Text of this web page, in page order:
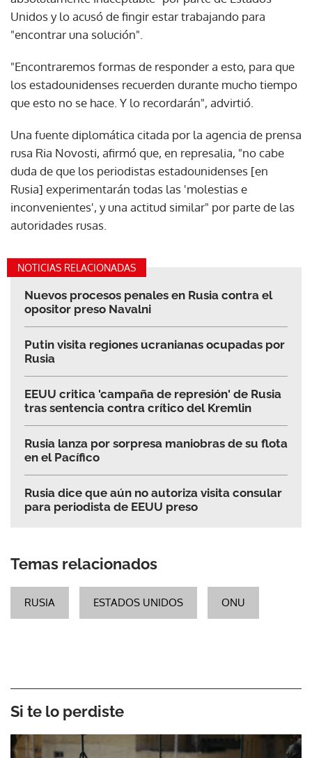
Unidos y lo acusó de fingir estar trabajando para
"encontrar una solución".
"Encontraremos formas de responder a esto, para que
los estadounidenses recuerden durante mucho tiempo
que esto no se hace. Y lo recordarán", advirtió.
Una fuente diplomática citada por la agencia de prensa
rusa Ria Novosti, afirmó que, en represalia, "no cabe
duda de que los periodistas estadounidenses [en
Rusia] experimentarán todas las 'molestias e
inconvenientes', y una actitud similar" por parte de las
autoridades rusas.
NOTICIAS RELACIONADAS
Nuevos procesos penales en Rusia contra el
opositor preso Navalni
Putin visita regiones ucranianas ocupadas por
Rusia
EEUU critica 'campaña de represión' de Rusia
tras sentencia contra crítico del Kremlin
Rusia lanza por sorpresa maniobras de su flota
en el Pacífico
Rusia dice que aún no autoriza visita consular
para periodista de EEUU preso
Temas relacionados
RUSIA ESTADOS UNIDOS ONU
Si te lo perdiste